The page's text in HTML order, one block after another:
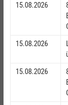
15.08.2026
15.08.2026
15.08.2026